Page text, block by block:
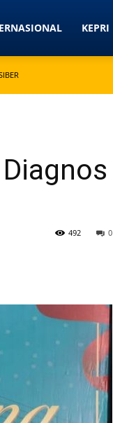
KEPRI
0
492